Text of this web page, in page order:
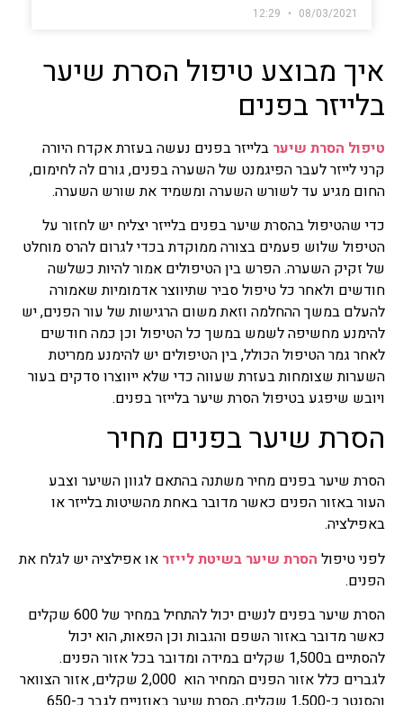
08/03/2021
איך מבוצע טיפול הסרת שיער
בלייזר בפנים
טיפול הסרת שיער בלייזר בפנים נעשה בעזרת אקדח היורה
קרני לייזר לעבר הפיגמנט של השערה בפנים, גורם לה לחימום,
החום מגיע עד לשורש השערה ומשמיד את שורש השערה.
כדי שהטיפול בהסרת שיער בפנים בלייזר יצליח יש לחזור על
הטיפול שלוש פעמים בצורה ממוקדת בכדי לגרום להרס מוחלט
של זקיק השערה. הפרש בין הטיפולים אמור להיות כשלשה
חודשים ולאחר כל טיפול סביר שתיווצר אדמומיות שאמורה
להעלם במשך ההחלמה וזאת משום הרגישות של עור הפנים, יש
להימנע מחשיפה לשמש במשך כל הטיפול וכן כמה חודשים
לאחר גמר הטיפול הכולל, בין הטיפולים יש להימנע ממריטת
השערות שצומחות בעזרת שעווה כדי שלא ייווצרו סדקים בעור
ויובש שיפגע בטיפול הסרת שיער בלייזר בפנים.
הסרת שיער בפנים מחיר
הסרת שיער בפנים מחיר משתנה בהתאם לגוון השיער וצבע
העור באזור הפנים כאשר מדובר באחת מהשיטות בלייזר או
באפילציה.
לפני טיפול הסרת שיער בשיטת לייזר או אפילציה יש לגלח את
הפנים.
הסרת שיער בפנים לנשים יכול להתחיל במחיר של 600 שקלים
כאשר מדובר באזור השפם והגבות וכן הפאות, הוא יכול
להסתיים ב1,500 שקלים במידה ומדובר בכל אזור הפנים.
לגברים כלל אזור הפנים המחיר הוא 2,000 שקלים, אזור הצוואר